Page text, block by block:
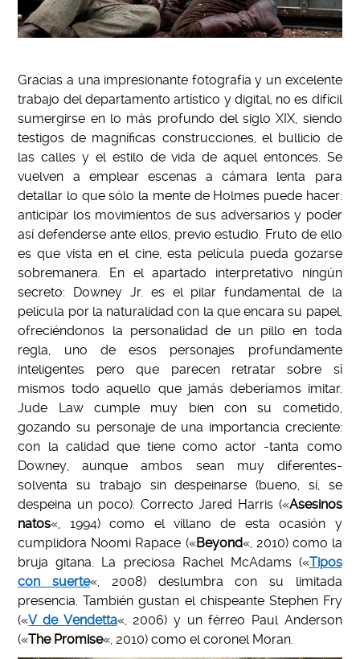
Gracias a una impresionante fotografía y un excelente
trabajo del departamento artístico y digital, no es difícil
sumergirse en lo más profundo del siglo XIX, siendo
testigos de magníficas construcciones, el bullicio de
las calles y el estilo de vida de aquel entonces. Se
vuelven a emplear escenas a cámara lenta para
detallar lo que sólo la mente de Holmes puede hacer:
anticipar los movimientos de sus adversarios y poder
así defenderse ante ellos, previo estudio. Fruto de ello
es que vista en el cine, esta película pueda gozarse
sobremanera. En el apartado interpretativo ningún
secreto: Downey Jr. es el pilar fundamental de la
película por la naturalidad con la que encara su papel,
ofreciéndonos la personalidad de un pillo en toda
regla, uno de esos personajes profundamente
inteligentes pero que parecen retratar sobre sí
mismos todo aquello que jamás deberíamos imitar.
Jude Law cumple muy bien con su cometido,
gozando su personaje de una importancia creciente:
con la calidad que tiene como actor -tanta como
Downey, aunque ambos sean muy diferentes-
solventa su trabajo sin despeinarse (bueno, sí, se
despeina un poco). Correcto Jared Harris («Asesinos
natos«, 1994) como el villano de esta ocasión y
cumplidora Noomi Rapace («Beyond«, 2010) como la
bruja gitana. La preciosa Rachel McAdams («Tipos
con suerte«, 2008) deslumbra con su limitada
presencia. También gustan el chispeante Stephen Fry
(«V de Vendetta«, 2006) y un férreo Paul Anderson
(«The Promise«, 2010) como el coronel Moran.